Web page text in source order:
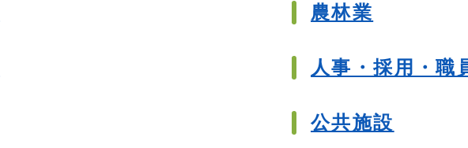
農林業
人事・採用・職
公共施設